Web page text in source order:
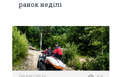
ранок неділі